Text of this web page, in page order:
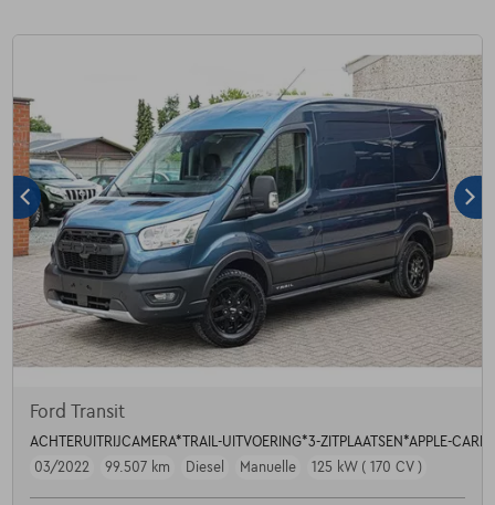
Ford Transit
ACHTERUITRIJCAMERA*TRAIL-UITVOERING*3-ZITPLAATSEN*APPLE-
03/2022
99.507 km Diesel Manuelle 125 kW ( 170 CV )